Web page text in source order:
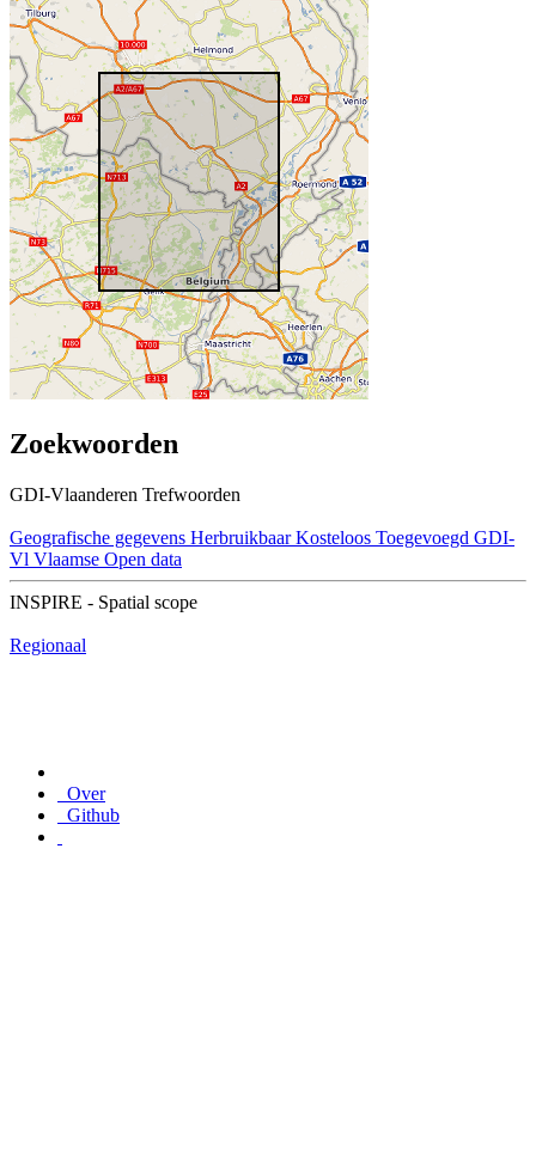
Zoekwoorden
GDI-Vlaanderen Trefwoorden
Geografische gegevens Herbruikbaar Kosteloos Toegevoegd GDI-
Vl Vlaamse Open data
INSPIRE - Spatial scope
Regionaal
Over
Github